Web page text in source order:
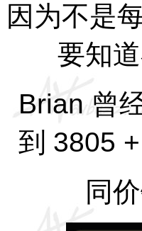
因为不是
要知
Brian曾
到 3805
同